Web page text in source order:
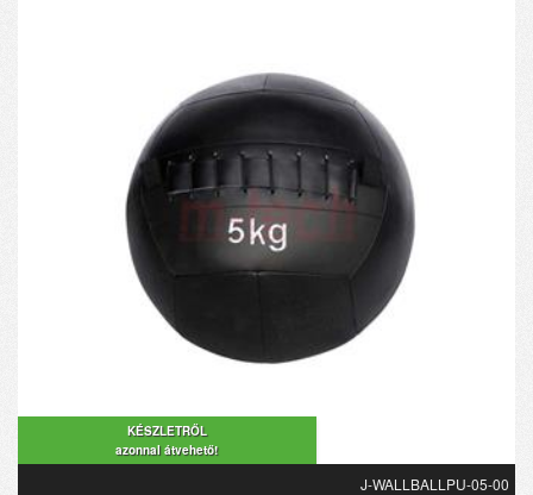
KÉSZLETRŐL
azonnal átvehető!
J-WALLBALLPU-05-00